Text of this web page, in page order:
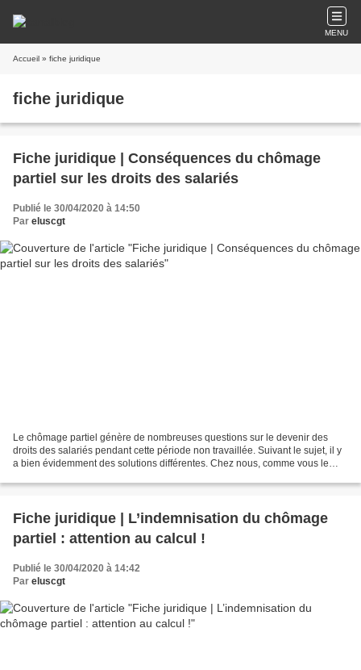
MENU
Accueil » fiche juridique
fiche juridique
Fiche juridique | Conséquences du chômage
partiel sur les droits des salariés
Publié le 30/04/2020 à 14:50
Par eluscgt
Le chômage partiel génère de nombreuses questions sur le devenir des
droits des salariés pendant cette période non travaillée. Suivant le sujet, il y
a bien évidemment des solutions différentes. Chez nous, comme vous le
Fiche juridique | L’indemnisation du chômage
partiel : attention au calcul !
Publié le 30/04/2020 à 14:42
Par eluscgt